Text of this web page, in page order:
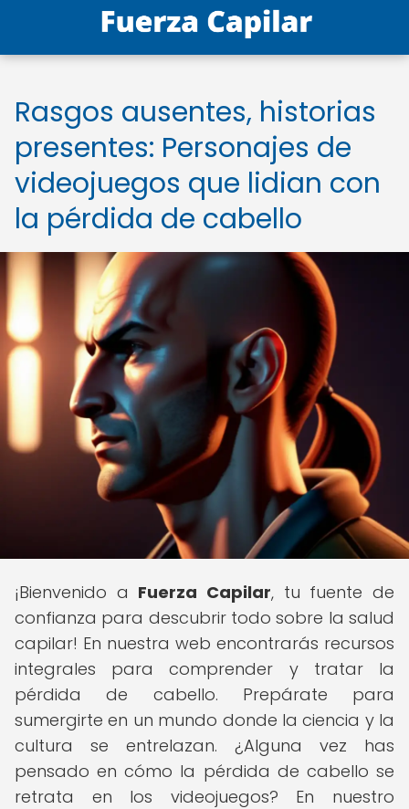
Rasgos ausentes, historias
presentes: Personajes de
videojuegos que lidian con
la pérdida de cabello
¡Bienvenido a Fuerza Capilar, tu fuente de
confianza para descubrir todo sobre la salud
capilar! En nuestra web encontrarás recursos
integrales para comprender y tratar la
pérdida de cabello. Prepárate para
sumergirte en un mundo donde la ciencia y la
cultura se entrelazan. ¿Alguna vez has
pensado en cómo la pérdida de cabello se
retrata en los videojuegos? En nuestro